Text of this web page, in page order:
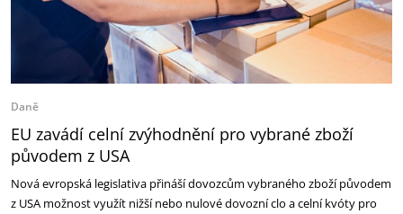
Daně
EU zavádí celní zvýhodnění pro vybrané zboží
původem z USA
Nová evropská legislativa přináší dovozcům vybraného zboží původem
z USA možnost využít nižší nebo nulové dovozní clo a celní kvóty pro